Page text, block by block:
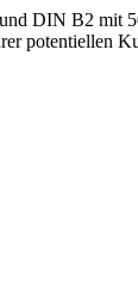
DIN B2 mit
potentiellen